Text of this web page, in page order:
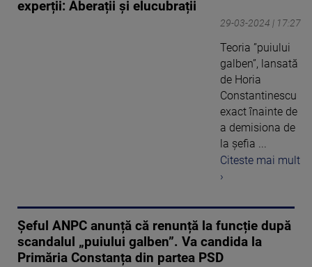
experții: Aberații și elucubrații
29-03-2024 | 17:27
Teoria ”puiului
galben”, lansată
de Horia
Constantinescu
exact înainte de
a demisiona de
la șefia ...
Citeste mai mult
›
Șeful ANPC anunță că renunță la funcție după
scandalul „puiului galben”. Va candida la
Primăria Constanța din partea PSD